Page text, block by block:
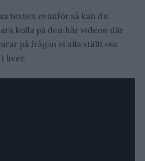
texten ovanför så kan du
kolla på den här videon där
på frågan vi alla ställt oss
i livet.